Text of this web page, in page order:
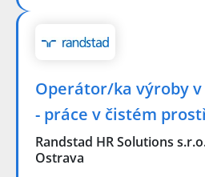
Operátor/ka výroby
- práce v čistém
Randstad HR Solutions
Ostrava